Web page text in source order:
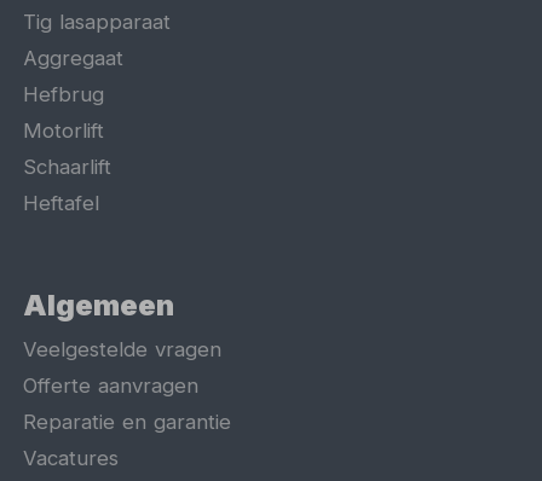
Tig lasapparaat
Aggregaat
Hefbrug
Motorlift
Schaarlift
Heftafel
Algemeen
Veelgestelde vragen
Offerte aanvragen
Reparatie en garantie
Vacatures